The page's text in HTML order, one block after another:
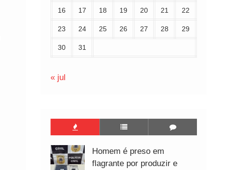
16 17 18 19 20 21 22
23 24 25 26 27 28 29
30 31
« jul
Homem é preso em
flagrante por produzir e